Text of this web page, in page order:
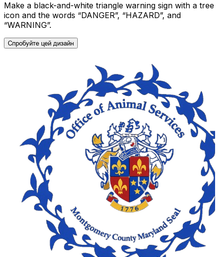
Make a black-and-white triangle warning sign with a tree
icon and the words “DANGER”, “HAZARD”, and
“WARNING”.
Спробуйте цей дизайн